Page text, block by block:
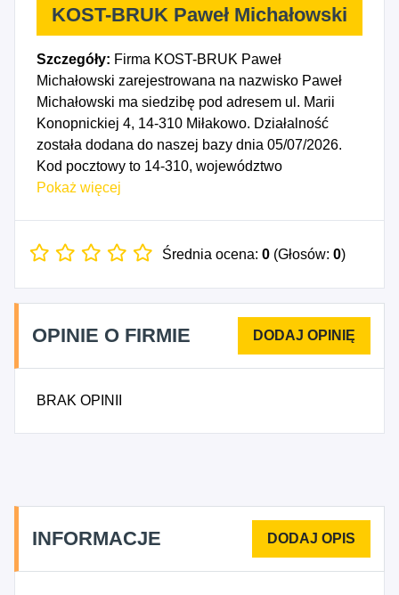
KOST-BRUK Paweł Michałowski
Szczegóły: Firma KOST-BRUK Paweł
Michałowski zarejestrowana na nazwisko Paweł
Michałowski ma siedzibę pod adresem ul. Marii
Konopnickiej 4, 14-310 Miłakowo. Działalność
została dodana do naszej bazy dnia 05/07/2026.
Kod pocztowy to 14-310, województwo
WARMIŃSKO-MAZURSKIE, powiat ostródzki.
firmy KOST-BRUK Paweł Michałowski to
Wybrane kody PKD to: 4333Z - Posadzkarstwo;
tapetowanie i oblicowywanie ścian, 4334Z -
Malowanie i szklenie, 4335Z - Wykonywanie
4391Z - Wykonywanie konstrukcji i pokryć
Pokaż więcej
Średnia ocena: 0 (Głosów: 0)
OPINIE O FIRMIE
BRAK OPINII
INFORMACJE